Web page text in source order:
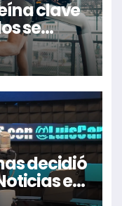
clave
se
abre
decidió
en